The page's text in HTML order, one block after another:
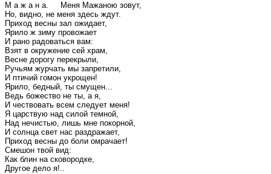
М а ж а н а. Меня Мажаною зовут,
Но, видно, не меня здесь ждут.
Приход весны зал ожидает,
Ярило ж зиму провожает
И рано радоваться вам:
Взят в окружение сей храм,
Весне дорогу перекрыли,
Ручьям журчать мы запретили,
И птичий гомон укрощен!
Ярило, бедный, ты смущен...
Ведь божество не ты, а я,
И чествовать всем следует меня!
Я царствую над силой темной,
Над нечистью, лишь мне покорной,
И солнца свет нас раздражает,
Приход весны до боли омрачает!
Смешон твой вид:
Как блин на сковородке,
Другое дело я!..